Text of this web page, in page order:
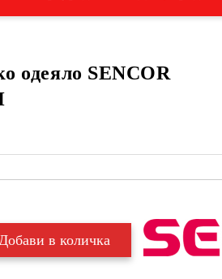
одеяло SENCOR